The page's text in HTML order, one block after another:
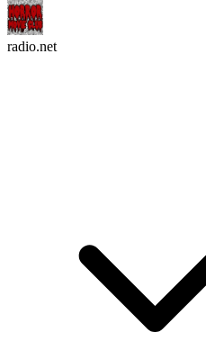
radio.net